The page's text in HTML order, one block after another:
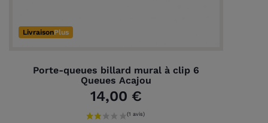
LivraisonPlus
Porte-queues billard mural à clip 6
Queues Acajou
14,00 €